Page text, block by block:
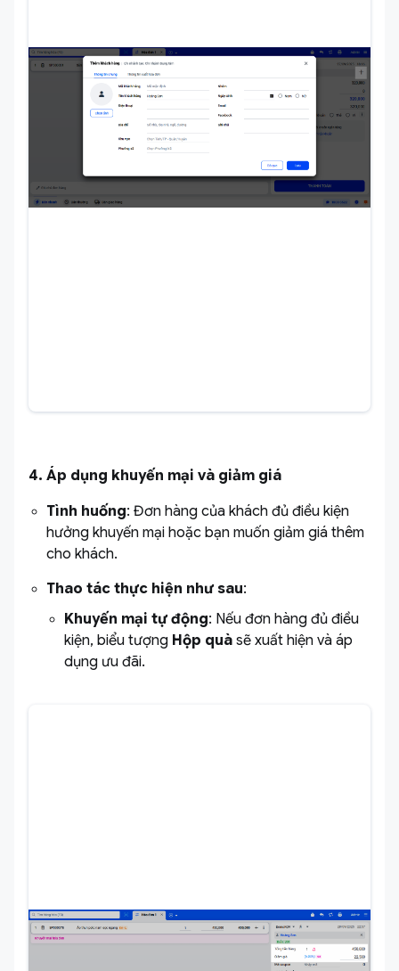
4. Áp dụng khuyến mại và giảm giá
Tình huống: Đơn hàng của khách đủ điều kiện
hưởng khuyến mại hoặc bạn muốn giảm giá thêm
cho khách.
Thao tác thực hiện như sau:
Khuyến mại tự động: Nếu đơn hàng đủ điều
kiện, biểu tượng Hộp quà sẽ xuất hiện và áp
dụng ưu đãi.